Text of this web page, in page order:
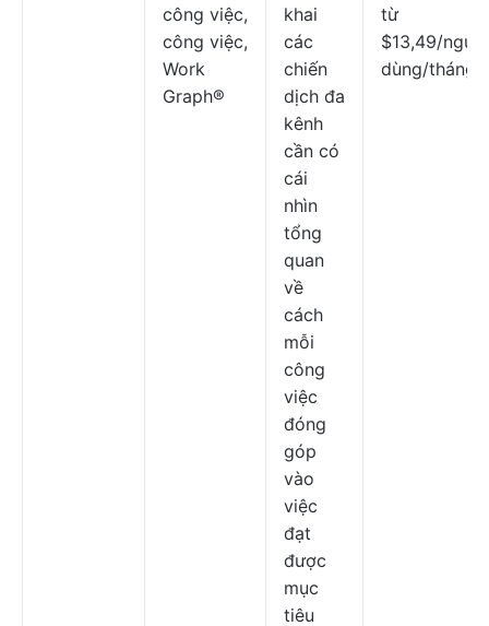
công việc,
công việc,
Work
Graph®
khai
các
chiến
dịch đa
kênh
cần có
cái
nhìn
tổng
quan
về
cách
mỗi
công
việc
đóng
góp
vào
việc
đạt
được
mục
tiêu
từ
$13,49/người
dùng/tháng